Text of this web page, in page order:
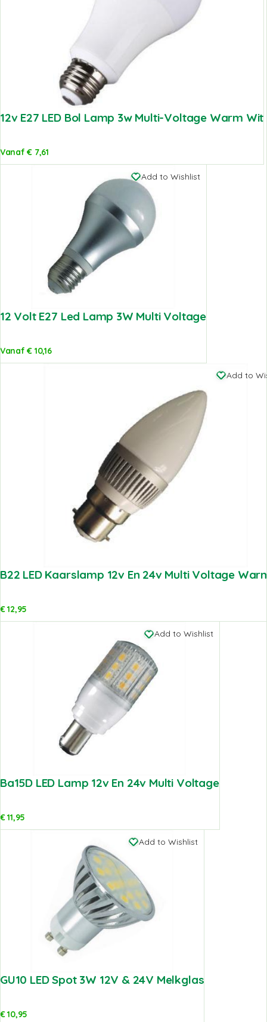
12v E27 LED Bol Lamp 3w Multi-Voltage Warm Wit
Vanaf€ 7,61
Add to Wishlist
12 Volt E27 Led Lamp 3W Multi Voltage
Vanaf€ 10,16
Add to
B22 LED Kaarslamp 12v En 24v Multi Voltage
€12,95
Add to Wishlist
Ba15D LED Lamp 12v En 24v Multi Voltage
€11,95
Add to Wishlist
GU10 LED Spot 3W 12V & 24V Melkglas
€10,95